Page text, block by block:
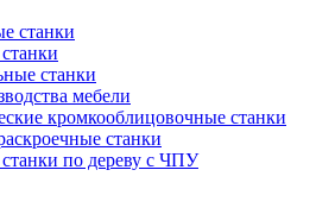
станки
станки
мебели
кромкооблицовочные станки
станки
по дереву с ЧПУ